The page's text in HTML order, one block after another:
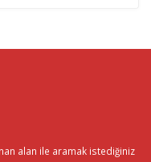
alan ile aramak istediğiniz